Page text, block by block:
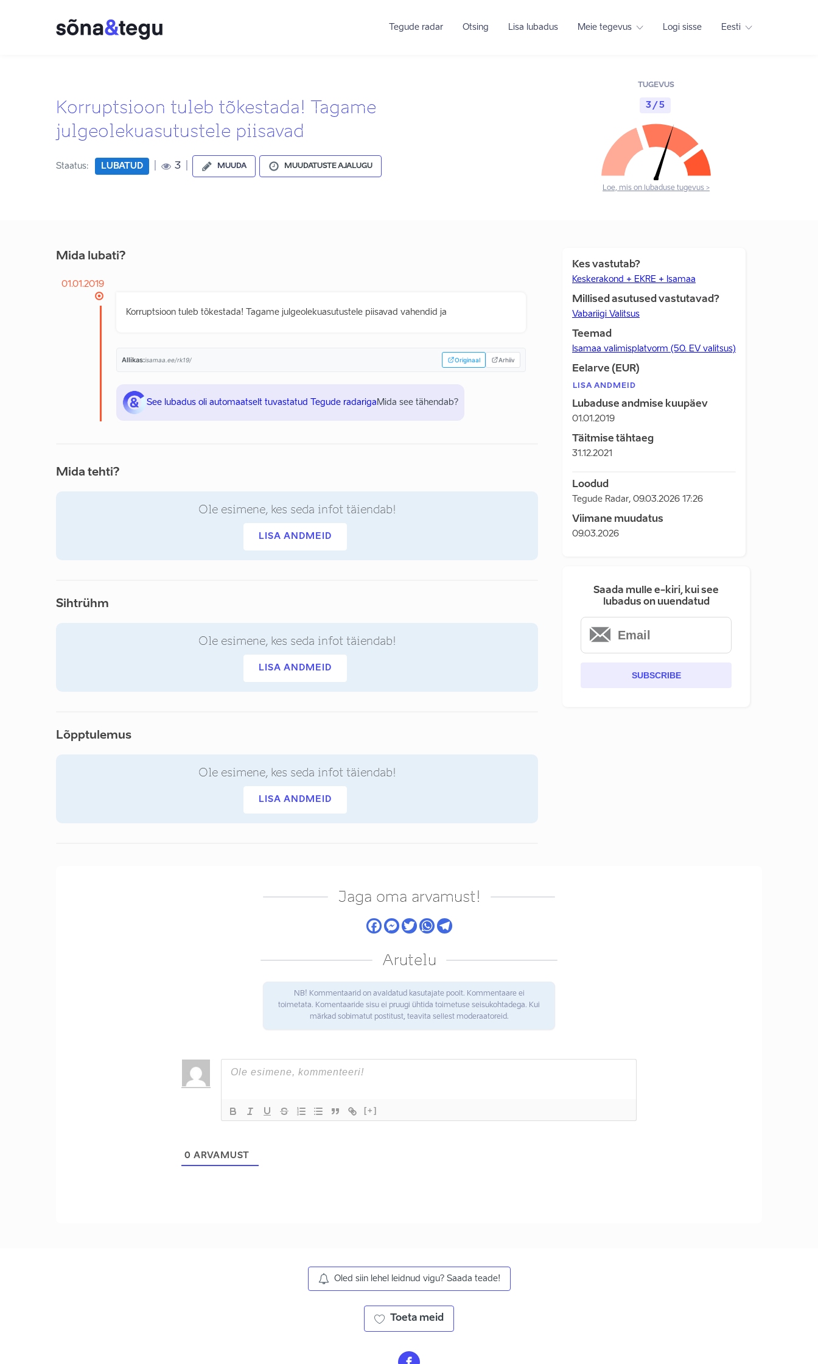
Tegude radar Otsing Lisa lubadus Meie tegevus Logi sisse Eesti
Korruptsioon tuleb tõkestada! Tagame
julgeolekuasutustele piisavad
Staatus: LUBATUD 3 MUUDA MUUDATUSTE AJALUGU
TUGEVUS
3 / 5
Loe, mis on lubaduse tugevus >
Mida lubati?
01.01.2019
Korruptsioon tuleb tõkestada! Tagame julgeolekuasutustele piisavad vahendid ja
Allikas:isamaa.ee/rk19/ Originaal Arhiiv
See lubadus oli automaatselt tuvastatud Tegude radariga Mida see tähendab?
Mida tehti?
Ole esimene, kes seda infot täiendab!
LISA ANDMEID
Sihtrühm
Ole esimene, kes seda infot täiendab!
LISA ANDMEID
Lõpptulemus
Ole esimene, kes seda infot täiendab!
LISA ANDMEID
Kes vastutab?
Keskerakond + EKRE + Isamaa
Millised asutused vastutavad?
Vabariigi Valitsus
Teemad
Isamaa valimisplatvorm (50. EV valitsus)
Eelarve (EUR)
LISA ANDMEID
Lubaduse andmise kuupäev
01.01.2019
Täitmise tähtaeg
31.12.2021
Loodud
Tegude Radar, 09.03.2026 17:26
Viimane muudatus
09.03.2026
Saada mulle e-kiri, kui see
lubadus on uuendatud
SUBSCRIBE
Jaga oma arvamust!
Arutelu
NB! Kommentaarid on avaldatud kasutajate poolt. Kommentaare ei
toimetata. Komentaaride sisu ei pruugi ühtida toimetuse seisukohtadega. Kui
märkad sobimatut postitust, teavita sellest moderaatoreid.
[+]
0 ARVAMUST
Oled siin lehel leidnud vigu? Saada teade!
Toeta meid